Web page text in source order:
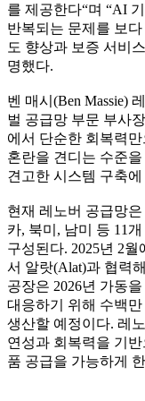
를 제공한다“며 “AI
반복되는 문제를 보
도 향상과 보증 서비
명했다.
벤 매시(Ben Massie)
벌 공급망 부문 부사
에서 단순한 회복력
혼란을 견디는 수준
견고한 시스템 구축
현재 레노버 공급망
카, 북미, 남미 등 11
구성된다. 2025년 2월
서 알랏(Alat)과 협력
공장은 2026년 가동
대응하기 위해 수백
생산할 예정이다. 레
연성과 회복력을 기
품 공급을 가능하게